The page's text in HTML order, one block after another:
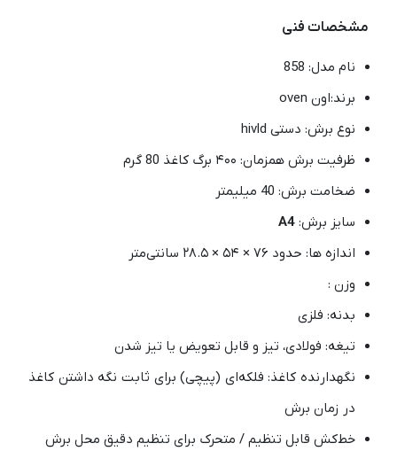
مشخصات فنی
نام مدل: 858
برند:اون oven
نوع برش: دستی hivld
ظرفیت برش همزمان: ۴۰۰ برگ کاغذ 80 گرم
ضخامت برش: 40 میلیمتر
سایز برش: A4
اندازه ها: حدود ۷۶ × ۵۴ × ۲۸.۵ سانتی‌متر
وزن :
بدنه: فلزی
تیغه: فولادی، تیز و قابل تعویض یا تیز شدن
نگهدارنده کاغذ: فلکه‌ای (پیچی) برای ثابت نگه داشتن کاغذ
در زمان برش
خط‌کش قابل تنظیم / متحرک برای تنظیم دقیق محل برش